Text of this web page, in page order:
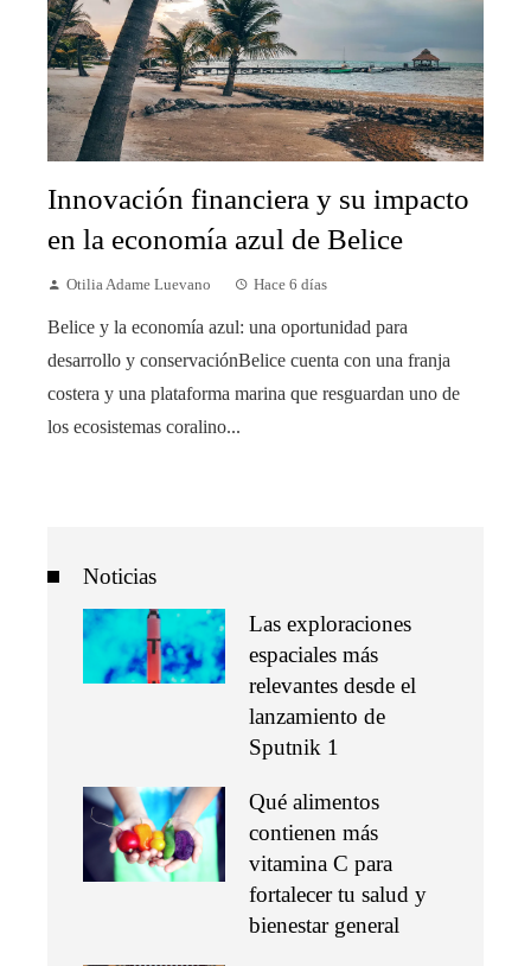
Innovación financiera y su impacto
en la economía azul de Belice
Otilia Adame Luevano Hace 6 días
Belice y la economía azul: una oportunidad para
desarrollo y conservaciónBelice cuenta con una franja
costera y una plataforma marina que resguardan uno de
los ecosistemas coralino...
Noticias
Las exploraciones
espaciales más
relevantes desde el
lanzamiento de
Sputnik 1
Qué alimentos
contienen más
vitamina C para
fortalecer tu salud y
bienestar general